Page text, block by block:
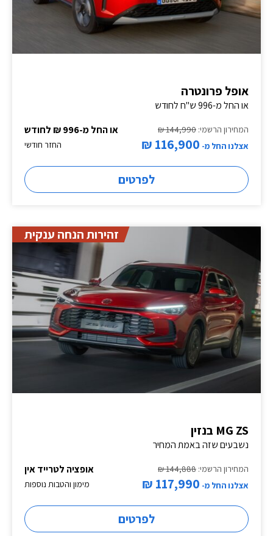
אופל פרונטרה
או החל מ-996 ש"ח לחודש
או החל מ-996 ₪ לחודש
המחירון הרשמי: 144,990 ₪
החזר חודשי
אצלנו החל מ- 116,900 ₪
לפרטים
זהירות הנחה ענקית
MG ZS בנזין
נשבעים שזה באמת המחיר
אופציה לטרייד אין
המחירון הרשמי: 144,888 ₪
מימון והטבות נוספות
אצלנו החל מ- 117,990 ₪
לפרטים